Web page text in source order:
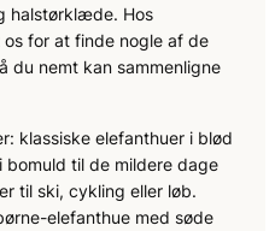
halstørklæde. Hos
for at finde nogle af de
du nemt kan sammenligne
klassiske elefanthuer i blød
bomuld til de mildere dage
til ski, cykling eller løb.
elefanthue med søde